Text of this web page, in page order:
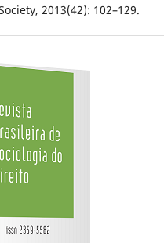
2013(42): 102–129.